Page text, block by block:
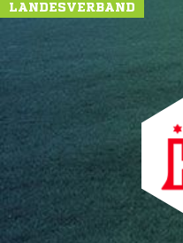
LANDESVERBAND